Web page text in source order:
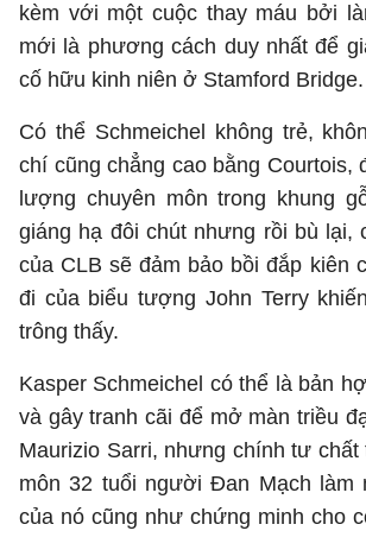
kèm với một cuộc thay máu bởi
mới là phương cách duy nhất để
cố hữu kinh niên ở Stamford Bridge.
Có thể Schmeichel không trẻ,
chí cũng chẳng cao bằng Courtois,
lượng chuyên môn trong khung
giáng hạ đôi chút nhưng rồi bù lại,
của CLB sẽ đảm bảo bồi đắp kiên
đi của biểu tượng John Terry
trông thấy.
Kasper Schmeichel có thể là bản
và gây tranh cãi để mở màn triều
Maurizio Sarri, nhưng chính tư chất
môn 32 tuổi người Đan Mạch làm
của nó cũng như chứng minh cho